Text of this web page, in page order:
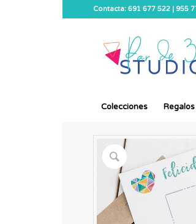
Contacta: 691 677 522 | 955
Colecciones Regalos